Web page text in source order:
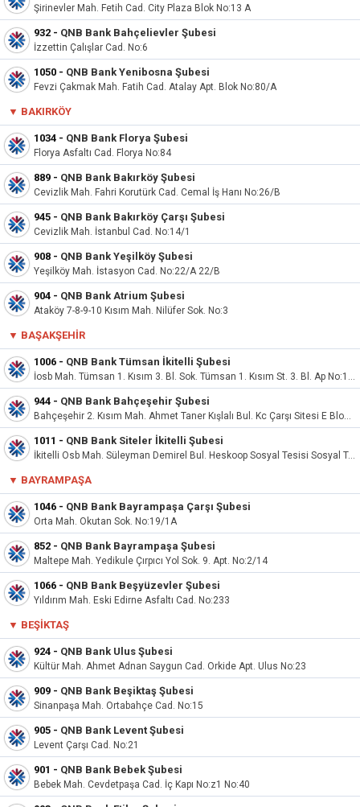
Şirinevler Mah. Fetih Cad. City Plaza Blok No:13 A
932 - QNB Bank Bahçelievler Şubesi
İzzettin Çalışlar Cad. No:6
1050 - QNB Bank Yenibosna Şubesi
Fevzi Çakmak Mah. Fatih Cad. Atalay Apt. Blok No:80/A
▼ BAKIRKÖY
1034 - QNB Bank Florya Şubesi
Florya Asfaltı Cad. Florya No:84
889 - QNB Bank Bakırköy Şubesi
Cevizlik Mah. Fahri Korutürk Cad. Cemal İş Hanı No:26/B
945 - QNB Bank Bakırköy Çarşı Şubesi
Cevizlik Mah. İstanbul Cad. No:14/1
908 - QNB Bank Yeşilköy Şubesi
Yeşilköy Mah. İstasyon Cad. No:22/A 22/B
904 - QNB Bank Atrium Şubesi
Ataköy 7-8-9-10 Kısım Mah. Nilüfer Sok. No:3
▼ BAŞAKŞEHIR
1006 - QNB Bank Tümsan İkitelli Şubesi
İosb Mah. Tümsan 1. Kısım 3. Bl. Sok. Tümsan 1. Kısım St. 3. Bl. Ap No:15/15
944 - QNB Bank Bahçeşehir Şubesi
Bahçeşehir 2. Kısım Mah. Ahmet Taner Kışlalı Bul. Kc Çarşı Sitesi E Blok No:1C
1011 - QNB Bank Siteler İkitelli Şubesi
İkitelli Osb Mah. Süleyman Demirel Bul. Heskoop Sosyal Tesisi Sosyal Tesis Blok No:33/3
▼ BAYRAMPAŞA
1046 - QNB Bank Bayrampaşa Çarşı Şubesi
Orta Mah. Okutan Sok. No:19/1A
852 - QNB Bank Bayrampaşa Şubesi
Maltepe Mah. Yedikule Çırpıcı Yol Sok. 9. Apt. No:2/14
1066 - QNB Bank Beşyüzevler Şubesi
Yıldırım Mah. Eski Edirne Asfaltı Cad. No:233
▼ BEŞIKTAŞ
924 - QNB Bank Ulus Şubesi
Kültür Mah. Ahmet Adnan Saygun Cad. Orkide Apt. Ulus No:23
909 - QNB Bank Beşiktaş Şubesi
Sinanpaşa Mah. Ortabahçe Cad. No:15
905 - QNB Bank Levent Şubesi
Levent Çarşı Cad. No:21
901 - QNB Bank Bebek Şubesi
Bebek Mah. Cevdetpaşa Cad. İç Kapı No:z1 No:40